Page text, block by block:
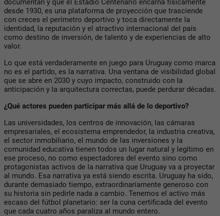
desde 1930, es una plataforma de proyección que trasciende
con creces el perímetro deportivo y toca directamente la
identidad, la reputación y el atractivo internacional del país
como destino de inversión, de talento y de experiencias de alto
valor.
Lo que está verdaderamente en juego para Uruguay como marca
no es el partido, es la narrativa. Una ventana de visibilidad global
que se abre en 2030 y cuyo impacto, construido con la
anticipación y la arquitectura correctas, puede perdurar décadas.
¿Qué actores pueden participar más allá de lo deportivo?
Las universidades, los centros de innovación, las cámaras
empresariales, el ecosistema emprendedor, la industria creativa,
el sector inmobiliario, el mundo de las inversiones y la
comunidad educativa tienen todos un lugar natural y legítimo en
ese proceso, no como espectadores del evento sino como
protagonistas activos de la narrativa que Uruguay va a proyectar
al mundo. Esa narrativa ya está siendo escrita. Uruguay ha sido,
durante demasiado tiempo, extraordinariamente generoso con
su historia sin pedirle nada a cambio. Tenemos el activo más
escaso del fútbol planetario: ser la cuna certificada del evento
que cada cuatro años paraliza al mundo entero.